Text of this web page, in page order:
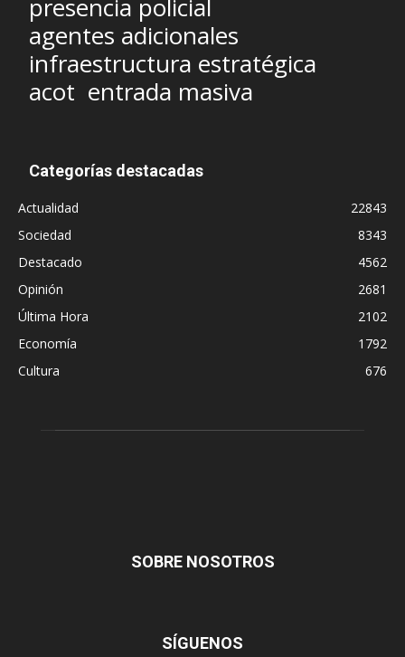
presencia policial
agentes adicionales
infraestructura estratégica
acot entrada masiva
Categorías destacadas
Actualidad
22843
Sociedad
8343
Destacado
4562
Opinión
2681
Última Hora
2102
Economía
1792
Cultura
676
SOBRE NOSOTROS
SÍGUENOS